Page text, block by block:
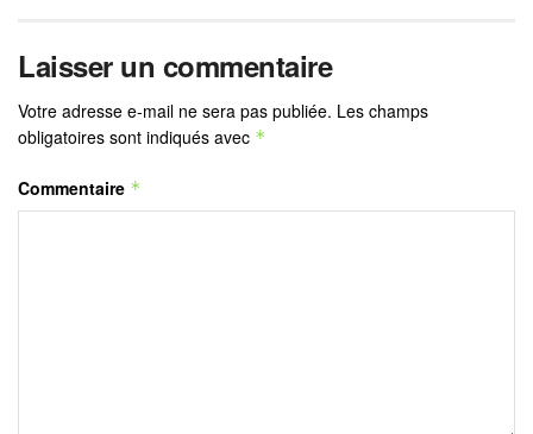
Laisser un commentaire
Votre adresse e-mail ne sera pas publiée. Les champs
obligatoires sont indiqués avec *
Commentaire *